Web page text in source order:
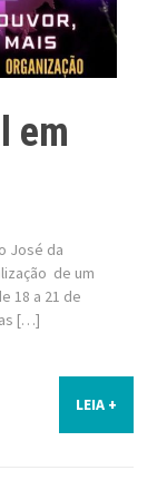
em
José da
de um
18 a 21 de
[…]
LEIA +